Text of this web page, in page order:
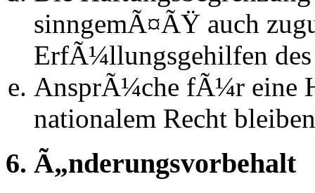
sinngemÃ¤ÃŸ auch
ErfÃ¼llungsgehilfen des
AnsprÃ¼che fÃ¼r eine
nationalem Recht
6. Ã„nderungsvorbehalt